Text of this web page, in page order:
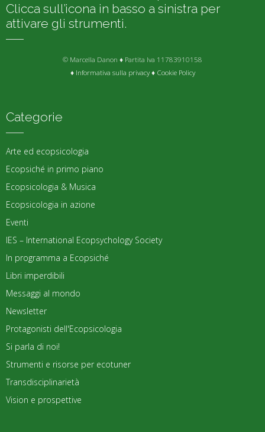
Clicca sull’icona in basso a sinistra per
attivare gli strumenti.
© Marcella Danon ♦ Partita Iva 11783910158
♦ Informativa sulla privacy♦ Cookie Policy
Categorie
Arte ed ecopsicologia
Ecopsiché in primo piano
Ecopsicologia & Musica
Ecopsicologia in azione
Eventi
IES – International Ecopsychology Society
In programma a Ecopsiché
Libri imperdibili
Messaggi al mondo
Newsletter
Protagonisti dell'Ecopsicologia
Si parla di noi!
Strumenti e risorse per ecotuner
Transdisciplinarietà
Vision e prospettive